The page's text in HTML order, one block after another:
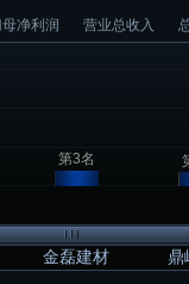
母净利润 营业总收入
金磊建材 鼎
第3名